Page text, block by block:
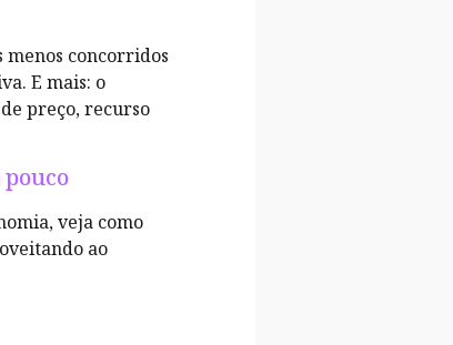
menos concorridos
E mais: o
preço, recurso
veja como
ao